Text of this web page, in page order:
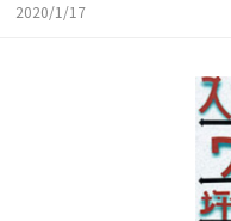
2020/1/17